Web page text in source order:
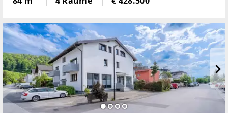
Die Immobilie bietet ideale Voraussetzungen für